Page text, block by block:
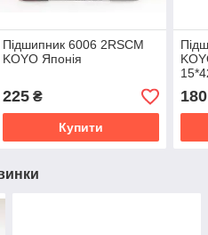
Підшипник 6006 2RSCM
KOYO Японія
225₴
Купити
180